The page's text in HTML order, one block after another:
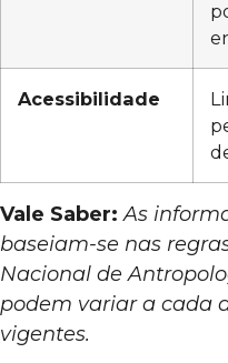
Acessibilidade
Vale Saber: As
baseiam-se nas
Nacional de
podem variar a cada
vigentes.